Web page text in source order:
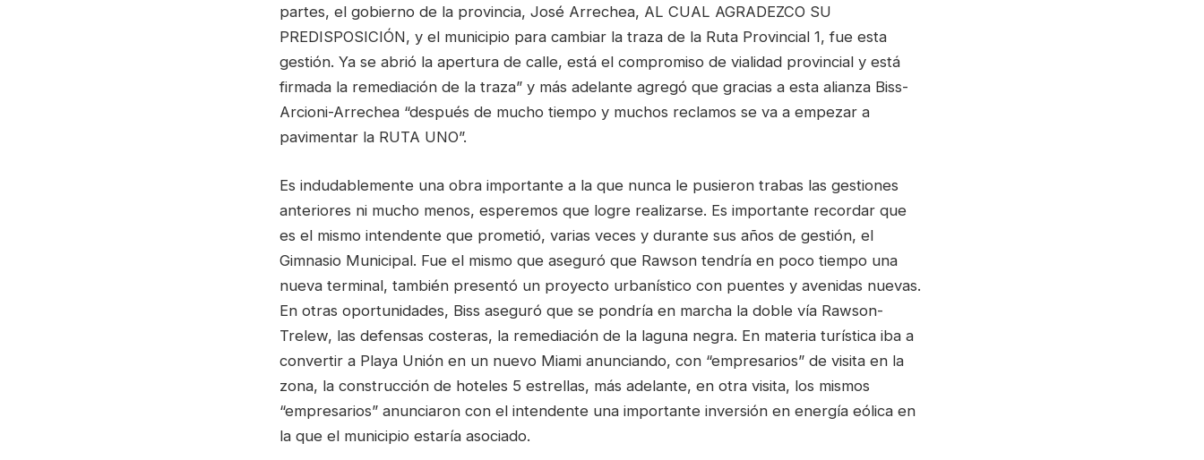
partes, el gobierno de la provincia, José Arrechea, AL CUAL AGRADEZCO SU
PREDISPOSICIÓN, y el municipio para cambiar la traza de la Ruta Provincial 1, fue esta
gestión. Ya se abrió la apertura de calle, está el compromiso de vialidad provincial y está
firmada la remediación de la traza” y más adelante agregó que gracias a esta alianza Biss-
Arcioni-Arrechea “después de mucho tiempo y muchos reclamos se va a empezar a
pavimentar la RUTA UNO”.
Es indudablemente una obra importante a la que nunca le pusieron trabas las gestiones
anteriores ni mucho menos, esperemos que logre realizarse. Es importante recordar que
es el mismo intendente que prometió, varias veces y durante sus años de gestión, el
Gimnasio Municipal. Fue el mismo que aseguró que Rawson tendría en poco tiempo una
nueva terminal, también presentó un proyecto urbanístico con puentes y avenidas nuevas.
En otras oportunidades, Biss aseguró que se pondría en marcha la doble vía Rawson-
Trelew, las defensas costeras, la remediación de la laguna negra. En materia turística iba a
convertir a Playa Unión en un nuevo Miami anunciando, con “empresarios” de visita en la
zona, la construcción de hoteles 5 estrellas, más adelante, en otra visita, los mismos
“empresarios” anunciaron con el intendente una importante inversión en energía eólica en
la que el municipio estaría asociado.